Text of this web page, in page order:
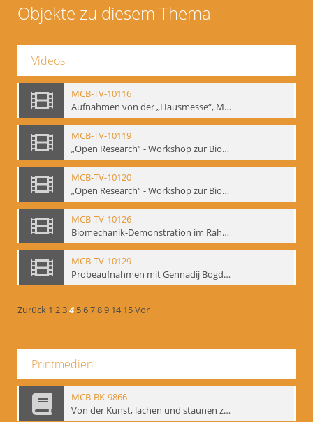
Objekte zu diesem Thema
Videos
MCB-TV-10116
Aufnahmen von der „Hausmesse“, Mime Centrum Berlin, 1994. Ausstellung und Veranstaltungsreihe anlässlich des 120. Geburtstages von W. E. Meyerhold im Mime Centrum Berlin, Februar 1994 (Bd.3) - Interne Signatur: BM-vid-23
MCB-TV-10119
„Open Research“ - Workshop zur Biomechanik, 10.-14.05.1994 im Mime Centrum Berlin (Bd.1). - Interne Signatur: BM-vid-26
MCB-TV-10120
„Open Research“ - Workshop zur Biomechanik, 10.-14.05.1994 im Mime Centrum Berlin (Bd.2). - Interne Signatur: BM-vid-27
MCB-TV-10126
Biomechanik-Demonstration im Rahmen vom 2. Kongress der European Mime Federation: „Rekonstruktion/Innovation“, Berlin Mai 1993 - Interne Signatur: BM-vid-36
MCB-TV-10129
Probeaufnahmen mit Gennadij Bogdanow und Demonstrationsvortrag im Berliner Ensemble, 04.10.1991, Ausschnitt 2 - Interne Signatur: BM-vid-45_A2
Zurück 1 234 56789 14 15Vor
Printmedien
MCB-BK-9866
Von der Kunst, lachen und staunen zu machen. Das Meyerhold-Projekt im bat Studiotheater - interne Signatur: BM-prt-63